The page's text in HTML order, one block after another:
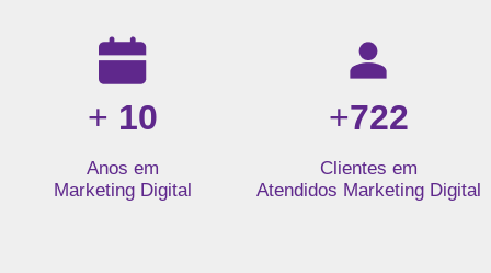
Resultados da nossa agência de marketing digital: mais
+ 10
Anos em
Marketing Digital
+722
Clientes em
Atendidos Marketing Digital